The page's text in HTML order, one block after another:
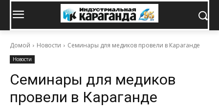
Домой Новости Семинары для медиков провели в Караганде
Новости
Семинары для медиков
провели в Караганде